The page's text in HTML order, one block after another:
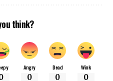
think?
Angry
0
Dead
0
Wink
0